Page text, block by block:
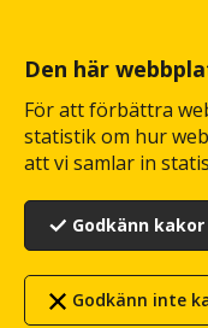
Den här
För att förbättra
statistik om hur
att vi samlar in
Godkänn
Godkänn inte
huvudinnehåll